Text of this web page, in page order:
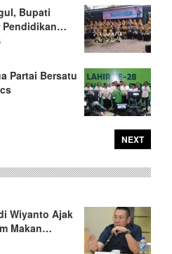
Bupati
Pendidikan…
Partai Bersatu
NEXT
Wiyanto Ajak
Makan…